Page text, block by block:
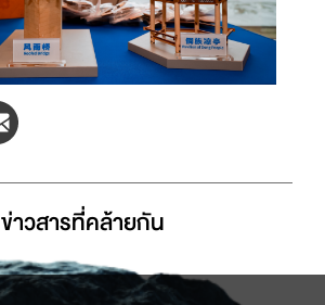
ข่าวสารที่่คล้ายกัน